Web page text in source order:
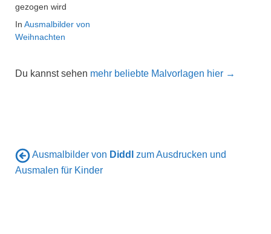
gezogen wird
In Ausmalbilder von
Weihnachten
Du kannst sehen mehr beliebte Malvorlagen hier →
Ausmalbilder von Diddl
zum Ausdrucken und
Ausmalen für Kinder